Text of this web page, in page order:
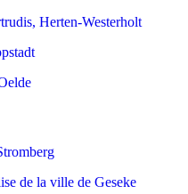
Herten-Westerholt
de la ville de Geseke